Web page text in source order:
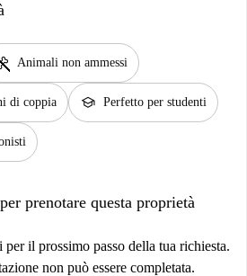
Animali non ammessi
di coppia school Perfetto per studenti
prenotare questa proprietà
per il prossimo passo della tua richiesta.
non può essere completata.